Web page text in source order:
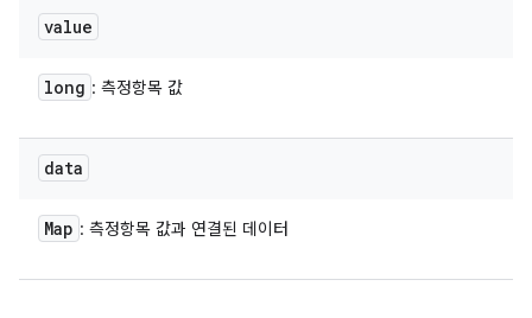
value
long : 측정항목 값
data
Map : 측정항목 값과 연결된 데이터